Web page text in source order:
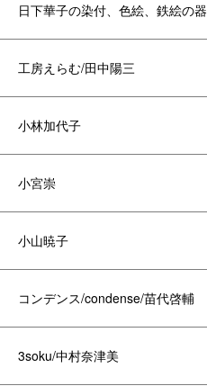
日下華子の染付、色絵、鉄絵の器
工房えらむ/田中陽三
小林加代子
小宮崇
小山暁子
コンデンス/condense/苗代啓輔
3soku/中村奈津美